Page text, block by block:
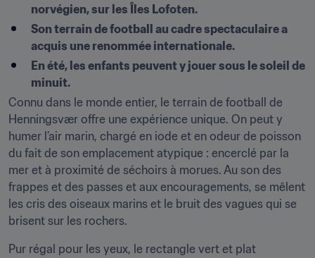
norvégien, sur les Îles Lofoten.
Son terrain de football au cadre spectaculaire a
acquis une renommée internationale.
En été, les enfants peuvent y jouer sous le soleil de
minuit.
Connu dans le monde entier, le terrain de football de
Henningsvær offre une expérience unique. On peut y
humer l’air marin, chargé en iode et en odeur de poisson
du fait de son emplacement atypique : encerclé par la
mer et à proximité de séchoirs à morues. Au son des
frappes et des passes et aux encouragements, se mêlent
les cris des oiseaux marins et le bruit des vagues qui se
brisent sur les rochers.
Pur régal pour les yeux, le rectangle vert et plat